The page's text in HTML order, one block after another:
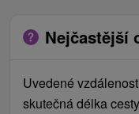
Nejčastější
Uvedené
skutečná délka